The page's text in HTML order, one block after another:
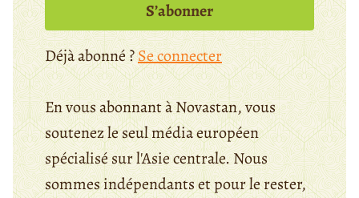
S’abonner
Déjà abonné ?Se connecter
En vous abonnant à Novastan, vous
soutenez le seul média européen
spécialisé sur l'Asie centrale. Nous
sommes indépendants et pour le rester,